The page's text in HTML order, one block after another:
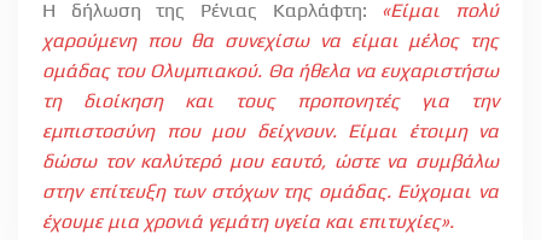
Η δήλωση της Ρένιας Καρλάφτη: «Είμαι πολύ
χαρούμενη που θα συνεχίσω να είμαι μέλος της
ομάδας του Ολυμπιακού. Θα ήθελα να ευχαριστήσω
τη διοίκηση και τους προπονητές για την
εμπιστοσύνη που μου δείχνουν. Είμαι έτοιμη να
δώσω τον καλύτερό μου εαυτό, ώστε να συμβάλω
στην επίτευξη των στόχων της ομάδας. Εύχομαι να
έχουμε μια χρονιά γεμάτη υγεία και επιτυχίες».